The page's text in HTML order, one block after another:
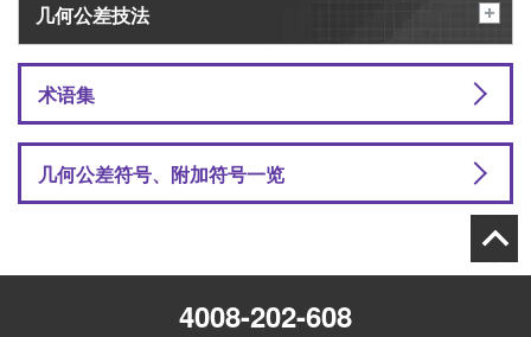
几何公差技法
术语集
几何公差符号、附加符号一览
4008-202-608